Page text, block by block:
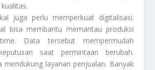
juga perlu memperkuat digitalisasi.
bisa membantu memantau produksi
Data tersebut mempermudah
saat permintaan berubah.
mendukung layanan penjualan. Banyak